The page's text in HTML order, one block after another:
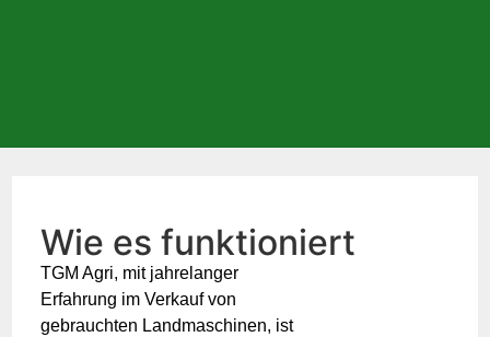
Wie es funktioniert
TGM Agri, mit jahrelanger
Erfahrung im Verkauf von
gebrauchten Landmaschinen, ist